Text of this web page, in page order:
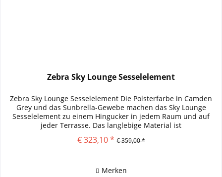
Zebra Sky Lounge Sesselelement
Zebra Sky Lounge Sesselelement Die Polsterfarbe in Camden
Grey und das Sunbrella-Gewebe machen das Sky Lounge
Sesselelement zu einem Hingucker in jedem Raum und auf
jeder Terrasse. Das langlebige Material ist
witterungsbeständig und...
€ 323,10 * € 359,00 *
Merken